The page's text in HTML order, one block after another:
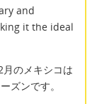
and
it the ideal
のメキシコは
ズンです。